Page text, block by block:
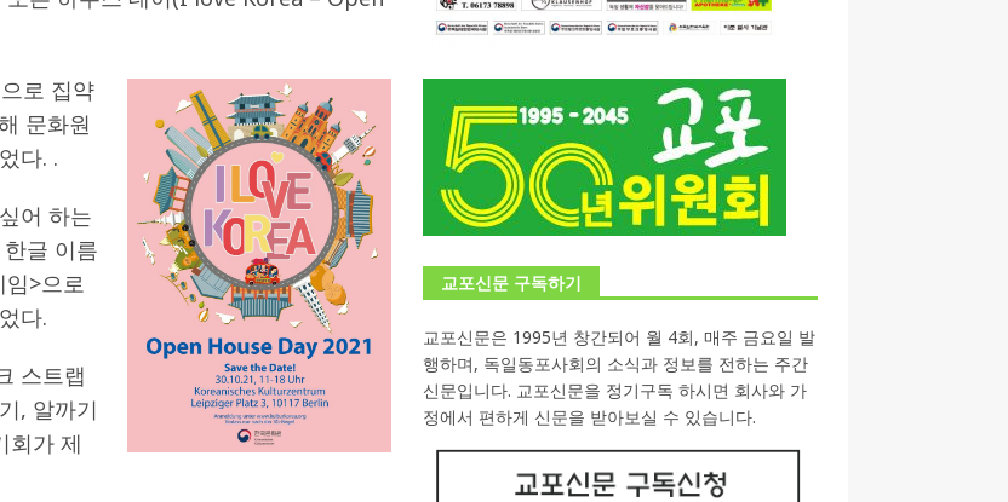
성료
험 (TOPIK)
게시판 / 행사 / 알림
세대 협회(FLCG), 뮌헨 공대(TUM)서 화려한 출범
한
행사 / 알림
로 집약
문화원
다. .
어 하는
글 이름
>으로
다.
스트랩
, 알까기
회가 제
교포신문 구독하기
교포신문은 1995년 창간되어 월 4회, 매주 금요일 발
행하며, 독일동포사회의 소식과 정보를 전하는 주간
신문입니다. 교포신문을 정기구독 하시면 회사와 가
정에서 편하게 신문을 받아보실 수 있습니다.